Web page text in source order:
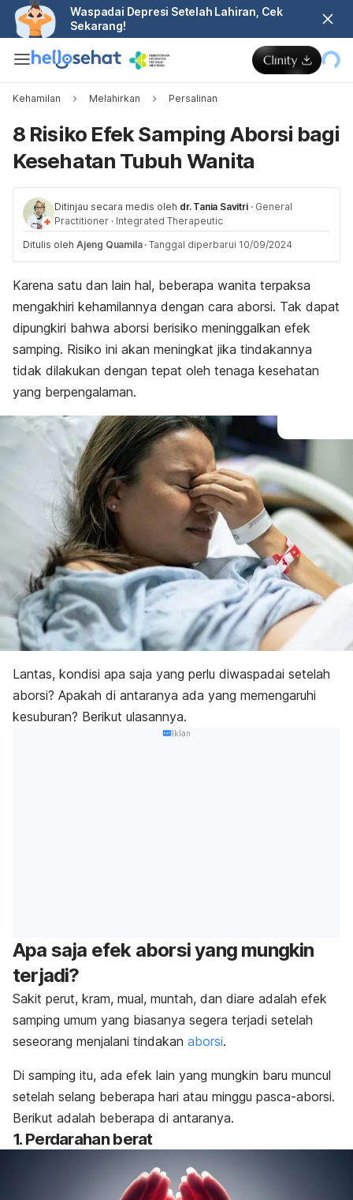
Waspadai Depresi Setelah Lahiran, Cek
Sekarang!
Kehamilan Melahirkan Persalinan
8 Risiko Efek Samping Aborsi bagi
Kesehatan Tubuh Wanita
Ditinjau secara medis oleh dr. Tania Savitri · General
Practitioner · Integrated Therapeutic
Ditulis oleh Ajeng Quamila · Tanggal diperbarui 10/09/2024
Karena satu dan lain hal, beberapa wanita terpaksa
mengakhiri kehamilannya dengan cara aborsi. Tak dapat
dipungkiri bahwa aborsi berisiko meninggalkan efek
samping. Risiko ini akan meningkat jika tindakannya
tidak dilakukan dengan tepat oleh tenaga kesehatan
yang berpengalaman.
Lantas, kondisi apa saja yang perlu diwaspadai setelah
aborsi? Apakah di antaranya ada yang memengaruhi
kesuburan? Berikut ulasannya.
Iklan
Apa saja efek aborsi yang mungkin
terjadi?
Sakit perut, kram, mual, muntah, dan diare adalah efek
samping umum yang biasanya segera terjadi setelah
seseorang menjalani tindakan aborsi.
Di samping itu, ada efek lain yang mungkin baru muncul
setelah selang beberapa hari atau minggu pasca-aborsi.
Berikut adalah beberapa di antaranya.
1. Perdarahan berat